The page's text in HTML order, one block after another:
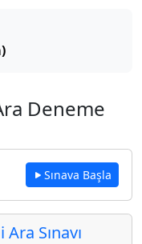
Deneme
Sınava Başla
Sınavı